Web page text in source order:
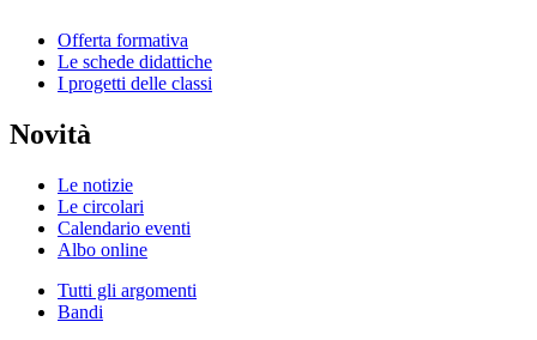
Offerta formativa
Le schede didattiche
I progetti delle classi
Novità
Le notizie
Le circolari
Calendario eventi
Albo online
Tutti gli argomenti
Bandi